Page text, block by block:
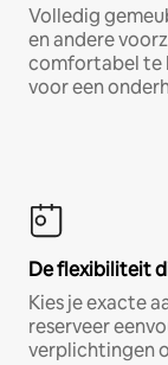
Volledig
en andere
comfortabel te
voor een
De flexibiliteit
Kies je exacte
reserveer
verplichtingen